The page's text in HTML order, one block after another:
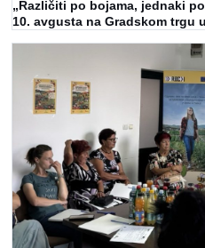
„Različiti po bojama, jednaki
10. avgusta na Gradskom trgu